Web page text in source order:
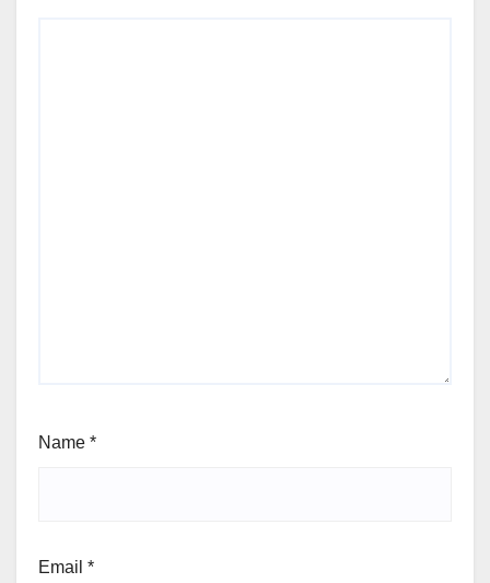
Name *
Email *